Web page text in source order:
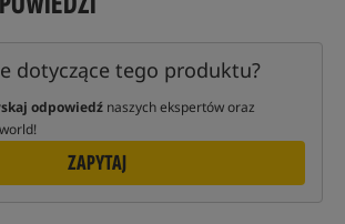
dotyczące tego produktu?
odpowiedź naszych ekspertów oraz
ZAPYTAJ